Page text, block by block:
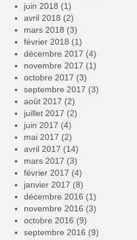
juin 2018 (1)
avril 2018 (2)
mars 2018 (3)
février 2018 (1)
décembre 2017 (4)
novembre 2017 (1)
octobre 2017 (3)
septembre 2017 (3)
août 2017 (2)
juillet 2017 (2)
juin 2017 (4)
mai 2017 (2)
avril 2017 (14)
mars 2017 (3)
février 2017 (4)
janvier 2017 (8)
décembre 2016 (1)
novembre 2016 (3)
octobre 2016 (9)
septembre 2016 (9)